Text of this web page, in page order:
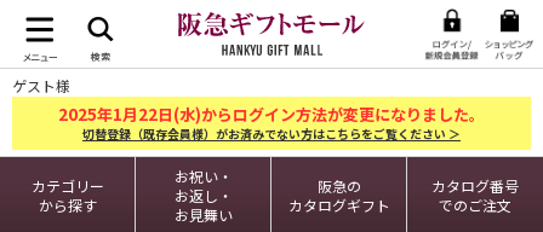
ゲスト様
2025年1月22日(水)からログイン方法が変更になりました。
切替登録（既存会員様）がお済みでない方はこちらをご覧ください ＞
カテゴリー
から探す
お祝い・
お返し・
お見舞い
阪急の
カタログギフト
カタログ番号
でのご注文